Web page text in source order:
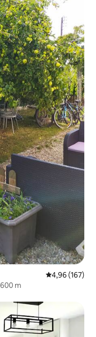
5 üzerinden
4,96 (167)
m
arasında